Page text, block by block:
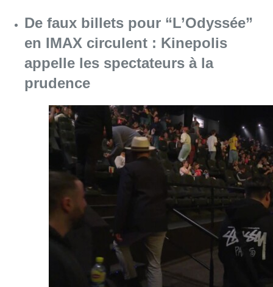
De faux billets pour “L’Odyssée”
en IMAX circulent : Kinepolis
appelle les spectateurs à la
prudence